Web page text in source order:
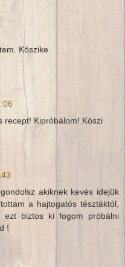
Köszike
recept! Kipróbálom! Köszi
akiknek kevés idejük
a hajtogatós tésztáktól,
biztos ki fogom próbálni
!